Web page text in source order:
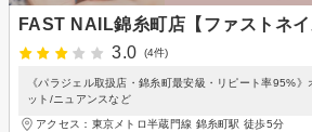
FAST NAIL錦糸町店【ファストネイ
3.0
(4件)
《パラジェル取扱店・錦糸町最安級・リピート率95%
ット/ニュアンスなど
アクセス：東京メトロ半蔵門線 錦糸町駅 徒歩5分